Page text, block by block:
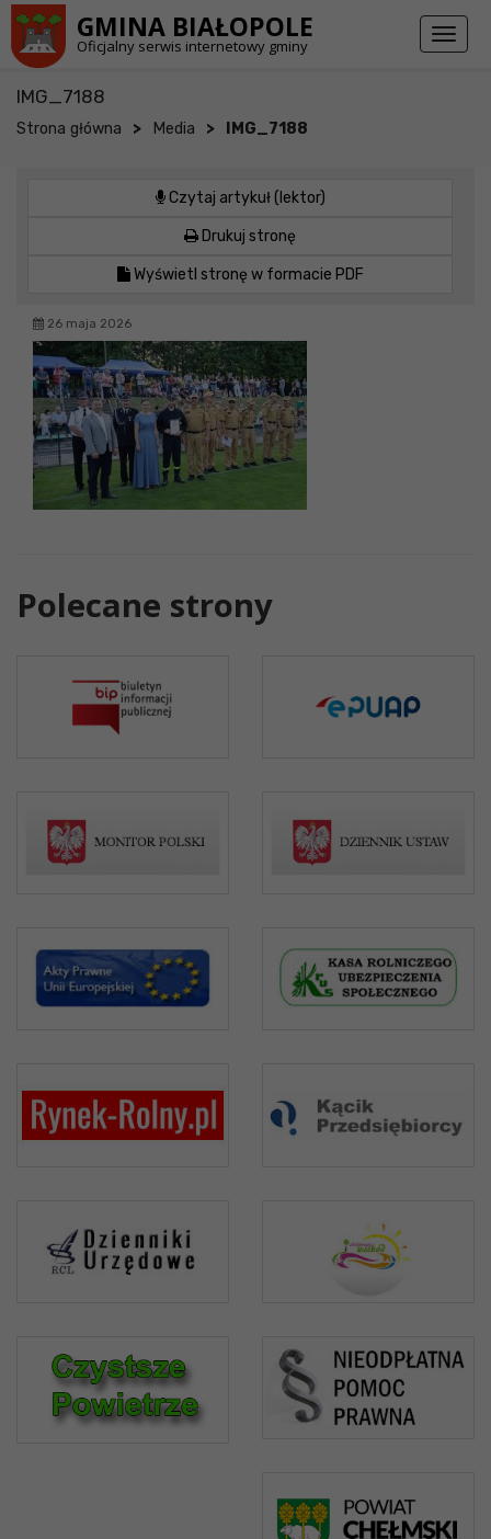
GMINA BIAŁOPOLE
Oficjalny serwis internetowy gminy
Toggle
IMG_7188
Strona główna > Media > IMG_7188
Czytaj artykuł (lektor)
Drukuj stronę
Wyświetl stronę w formacie PDF
26 maja 2026
Polecane strony